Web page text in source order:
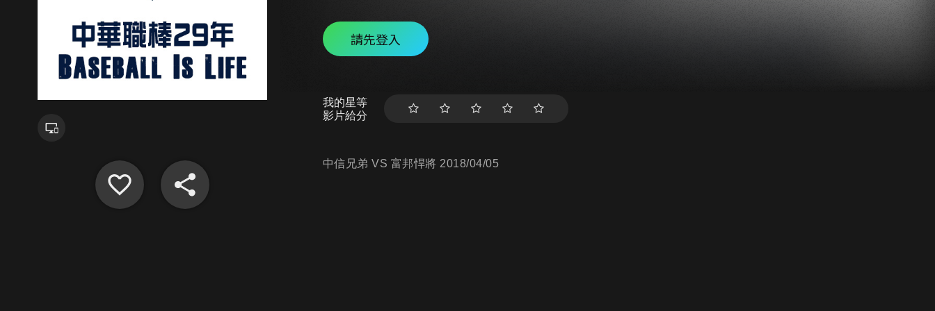
請先登入
我的星等
影片給分
中信兄弟 VS 富邦悍將 2018/04/05